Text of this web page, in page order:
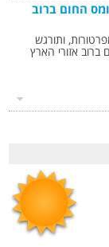
החום ברוב
ותורגש
אזורי הארץ